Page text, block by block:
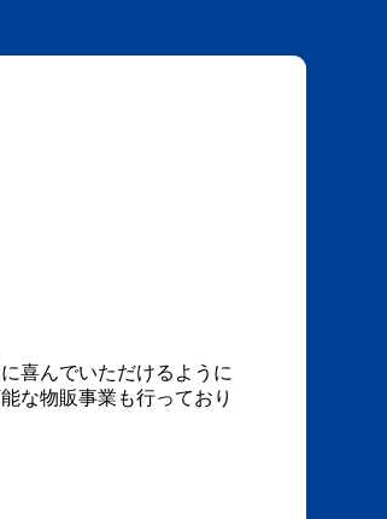
喜んでいただけるように
な物販事業も行っており